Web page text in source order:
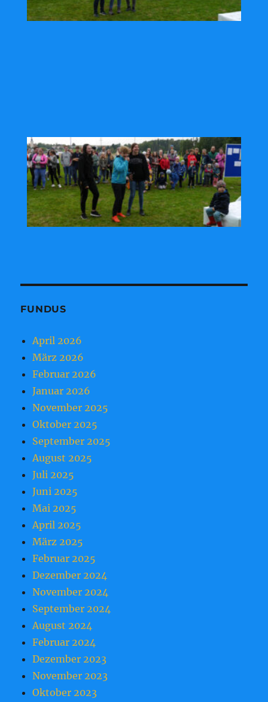
FUNDUS
April 2026
März 2026
Februar 2026
Januar 2026
November 2025
Oktober 2025
September 2025
August 2025
Juli 2025
Juni 2025
Mai 2025
April 2025
März 2025
Februar 2025
Dezember 2024
November 2024
September 2024
August 2024
Februar 2024
Dezember 2023
November 2023
Oktober 2023